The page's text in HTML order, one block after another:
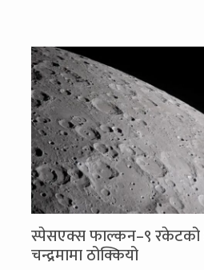
स्पेसएक्स फाल्कन–९ रकेटको
चन्द्रमामा ठोक्कियो